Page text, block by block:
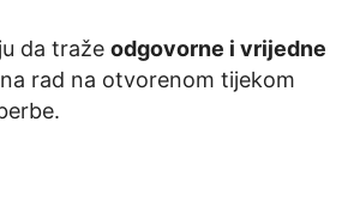
da traže odgovorne i vrijedne
rad na otvorenom tijekom